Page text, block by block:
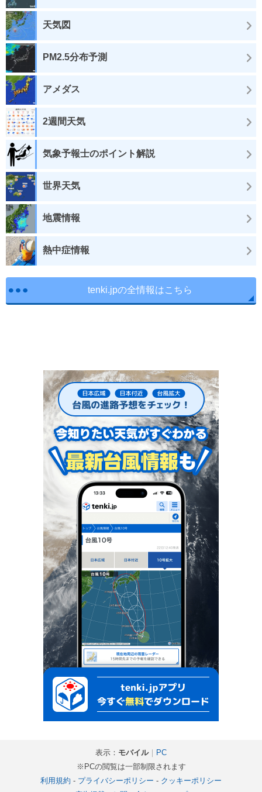
天気図
PM2.5分布予測
アメダス
2週間天気
気象予報士のポイント解説
世界天気
地震情報
熱中症情報
tenki.jpの全情報はこちら
表示： モバイル｜
PC
※PCの閲覧は一部制限されます
利用規約 - プライバシーポリシー - クッキーポリシー